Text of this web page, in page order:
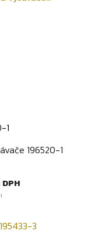
1
196520-1
DPH